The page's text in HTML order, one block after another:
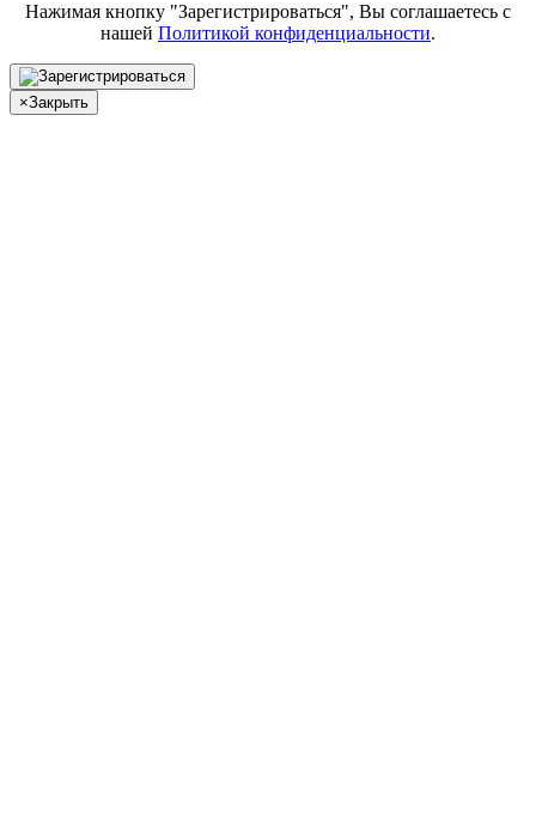
Нажимая кнопку "Зарегистрироваться", Вы соглашаетесь с
нашей Политикой конфиденциальности.
×Закрыть